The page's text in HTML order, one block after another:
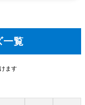
一覧
ます